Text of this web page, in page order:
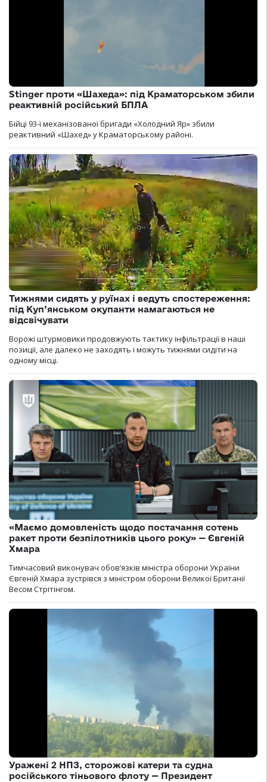
Stinger проти «Шахеда»: під Краматорськом збили
реактивній російський БПЛА
Бійці 93-ї механізованої бригади «Холодний Яр» збили
реактивний «Шахед» у Краматорському районі.
Тижнями сидять у руїнах і ведуть спостереження:
під Куп’янськом окупанти намагаються не
відсвічувати
Ворожі штурмовики продовжують тактику інфільтрації в наші
позиції, але далеко не заходять і можуть тижнями сидіти на
одному місці.
«Маємо домовленість щодо постачання сотень
ракет проти безпілотників цього року» — Євгеній
Хмара
Тимчасовий виконувач обов’язків міністра оборони України
Євгеній Хмара зустрівся з міністром оборони Великої Британії
Весом Стрітінгом.
Уражені 2 НПЗ, сторожові катери та судна
російського тіньового флоту — Президент